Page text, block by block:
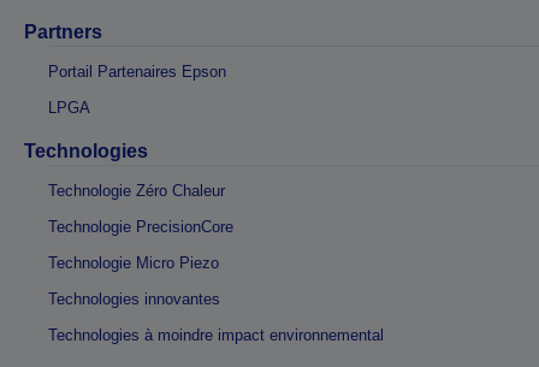
Partners
Portail Partenaires Epson
LPGA
Technologies
Technologie Zéro Chaleur
Technologie PrecisionCore
Technologie Micro Piezo
Technologies innovantes
Technologies à moindre impact environnemental